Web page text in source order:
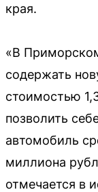
края.
«В
содержать
стоимостью
позволить
автомобиль
миллиона
отмечается в